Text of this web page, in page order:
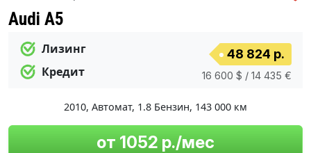
Audi A5
Лизинг
Кредит
48 824 р.
16 600 $ / 14 435 €
2010, Автомат, 1.8 Бензин, 143 000 км
от 1052 р./мес